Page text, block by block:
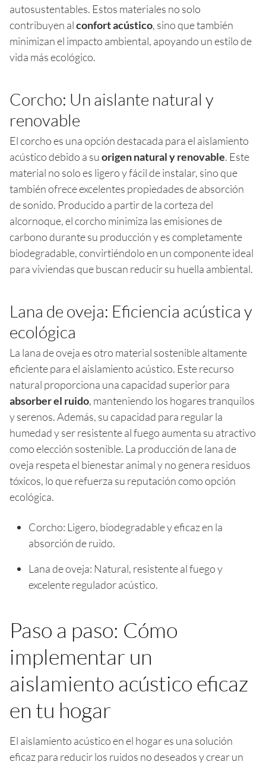
autosustentables. Estos materiales no solo
contribuyen alconfort acústico, sino que también
minimizan el impacto ambiental, apoyando un estilo de
vida más ecológico.
Corcho: Un aislante natural y
renovable
El corcho es una opción destacada para el aislamiento
acústico debido a suorigen natural y renovable. Este
material no solo es ligero y fácil de instalar, sino que
también ofrece excelentes propiedades de absorción
de sonido. Producido a partir de la corteza del
alcornoque, el corcho minimiza las emisiones de
carbono durante su producción y es completamente
biodegradable, convirtiéndolo en un componente ideal
para viviendas que buscan reducir su huella ambiental.
Lana de oveja: Eficiencia acústica y
ecológica
La lana de oveja es otro material sostenible altamente
eficiente para el aislamiento acústico. Este recurso
natural proporciona una capacidad superior para
absorber el ruido, manteniendo los hogares tranquilos
y serenos. Además, su capacidad para regular la
humedad y ser resistente al fuego aumenta su atractivo
como elección sostenible. La producción de lana de
oveja respeta el bienestar animal y no genera residuos
tóxicos, lo que refuerza su reputación como opción
ecológica.
Corcho: Ligero, biodegradable y eficaz en la
absorción de ruido.
Lana de oveja: Natural, resistente al fuego y
excelente regulador acústico.
Paso a paso: Cómo
implementar un
aislamiento acústico eficaz
en tu hogar
El aislamiento acústico en el hogar es una solución
eficaz para reducir los ruidos no deseados y crear un